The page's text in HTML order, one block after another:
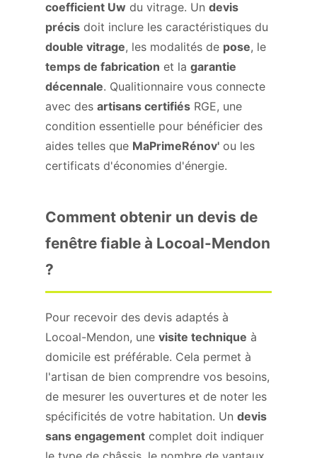
coefficient Uw du vitrage. Un devis
précis doit inclure les caractéristiques du
double vitrage, les modalités de pose, le
temps de fabrication et la garantie
décennale. Qualitionnaire vous connecte
avec des artisans certifiés RGE, une
condition essentielle pour bénéficier des
aides telles que MaPrimeRénov' ou les
certificats d'économies d'énergie.
Comment obtenir un devis de
fenêtre fiable à Locoal-Mendon
?
Pour recevoir des devis adaptés à
Locoal-Mendon, une visite technique à
domicile est préférable. Cela permet à
l'artisan de bien comprendre vos besoins,
de mesurer les ouvertures et de noter les
spécificités de votre habitation. Un devis
sans engagement complet doit indiquer